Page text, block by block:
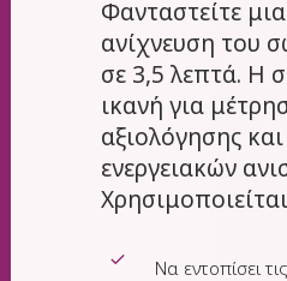
Φανταστείτε
ανίχνευση του
σε 3,5 λεπτά. Η
ικανή για
αξιολόγησης
ενεργειακών
Να εντοπίσει